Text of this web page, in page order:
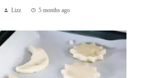
Lizz 5 months ago